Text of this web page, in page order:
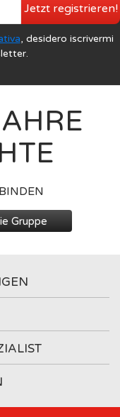
, desidero iscrivermi
Jetzt registrieren!
Gruppe